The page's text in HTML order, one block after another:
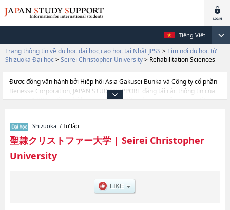
Tiếng Việt
Trang thông tin về du học đại học,cao học tại Nhật JPSS > Tìm nơi du học từ
Shizuoka Đại học > Seirei Christopher University> Rehabilitation Sciences
Được đồng vận hành bởi Hiệp hội Asia Gakusei Bunka và Công ty cổ phần
Benesse Corporation, JAPAN STUDY SUPPORT đăng tải các thông tin của
khoảng 1.300 trường đại học, cao học, trường đại học ngắn hạn, trường
thông tin cần thiết dành cho du học sinh, như là về các Ngành
NursinghoặcNgành Social WorkhoặcNgành Rehabilitation
ScienceshoặcNgành International Education, thông tin về từng ngành học,
thông tin liên quan đến thi tuyển như số lượng tuyển sinh, số lượng trúng
Shizuoka / Tư lập
聖隷クリストファー大学| Seirei Christopher
University